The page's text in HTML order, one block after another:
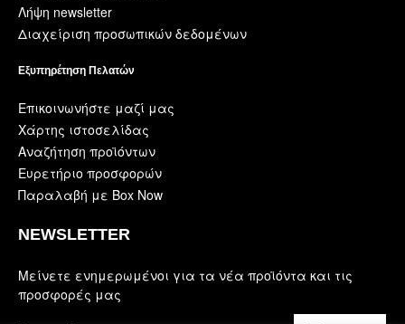
Λήψη newsletter
Διαχείριση προσωπικών δεδομένων
Εξυπηρέτηση Πελατών
Επικοινωνήστε μαζί μας
Χάρτης ιστοσελίδας
Αναζήτηση προϊόντων
Ευρετήριο προσφορών
Παραλαβή με Box Now
NEWSLETTER
Μείνετε ενημερωμένοι για τα νέα προϊόντα και τις
προσφορές μας